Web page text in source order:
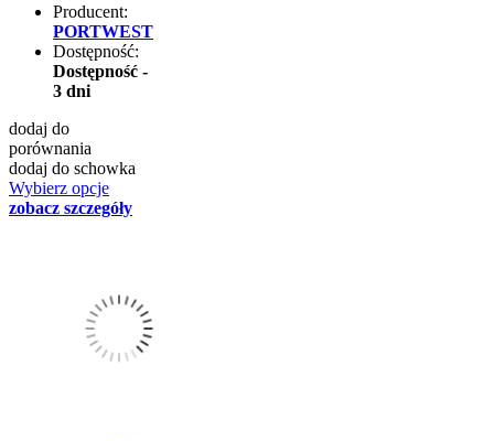
Producent:
PORTWEST
Dostępność:
Dostępność -
3 dni
dodaj do
porównania
dodaj do schowka
Wybierz opcje
zobacz szczegóły